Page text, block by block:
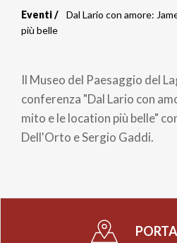
Briciole
pane
Eventi
Dal Lario con amore:
più belle
Il Museo del Paesaggio del
conferenza "Dal Lario con
mito e le location più belle"
Dell'Orto e Sergio Gaddi.